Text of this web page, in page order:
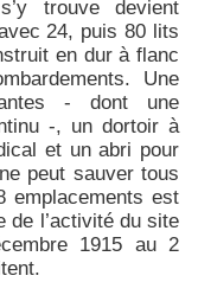
trouve devient
24, puis 80 lits
en dur à flanc
Une
- dont une
-, un dortoir à
et un abri pour
peut sauver tous
emplacements est
de l’activité du site
1915 au 2